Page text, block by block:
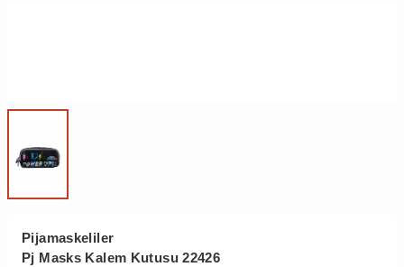
Pijamaskeliler
Pj Masks Kalem Kutusu 22426